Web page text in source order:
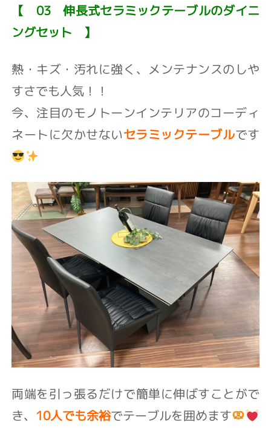
【 03 伸長式セラミックテーブルのダイニ
ングセット 】
熱・キズ・汚れに強く⁡、メンテナンスのしや
すさでも人気！！
今、注目のモノトーンインテリアのコーディ
ネートに欠かせないセラミックテーブルです
両端を引っ張るだけで⁡簡単に伸ばすことがで
き⁡、 10人でも余裕でテーブルを囲めます⁡